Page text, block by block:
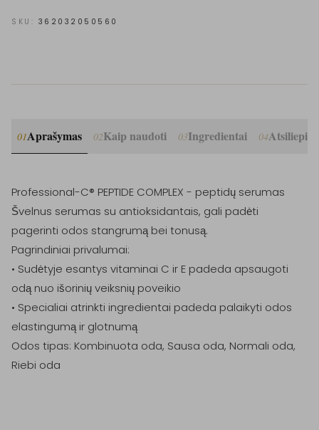
SKU: 362032050560
01Aprašymas 02Kaip naudoti 03Ingredientai 04
Professional-C® PEPTIDE COMPLEX - peptidų serumas
Švelnus serumas su antioksidantais, gali padėti
pagerinti odos stangrumą bei tonusą.
Pagrindiniai privalumai:
• Sudėtyje esantys vitaminai C ir E padeda apsaugoti
odą nuo išorinių veiksnių poveikio
• Specialiai atrinkti ingredientai padeda palaikyti odos
elastingumą ir glotnumą
Odos tipas: Kombinuota oda, Sausa oda, Normali oda,
Riebi oda